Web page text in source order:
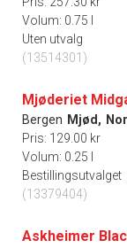
Volum: 0.75 l
Uten utvalg
(13514301)
Mjøderiet
Bergen Mjød,
Pris: 129.00 kr
Volum: 0.25 l
Bestillingsutvalget
(13379404)
Askheimer